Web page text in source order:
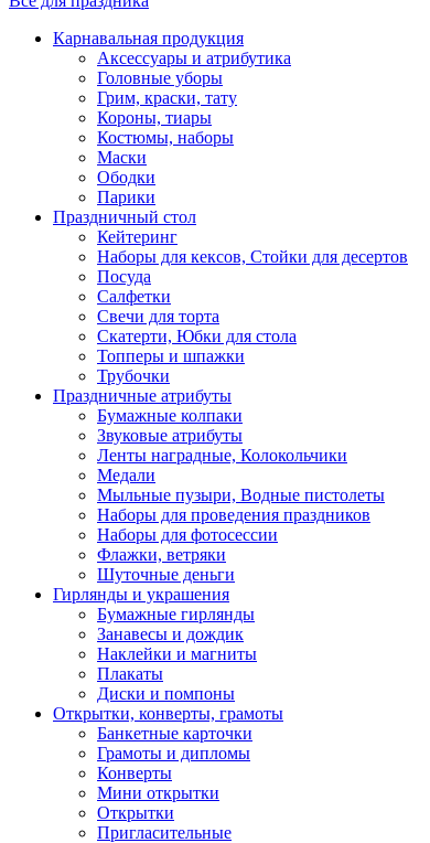
Карнавальная продукция
Аксессуары и атрибутика
Головные уборы
Грим, краски, тату
Короны, тиары
Костюмы, наборы
Маски
Ободки
Парики
Праздничный стол
Кейтеринг
Наборы для кексов, Стойки для десертов
Посуда
Салфетки
Свечи для торта
Скатерти, Юбки для стола
Топперы и шпажки
Трубочки
Праздничные атрибуты
Бумажные колпаки
Звуковые атрибуты
Ленты наградные, Колокольчики
Медали
Мыльные пузыри, Водные пистолеты
Наборы для проведения праздников
Наборы для фотосессии
Флажки, ветряки
Шуточные деньги
Гирлянды и украшения
Бумажные гирлянды
Занавесы и дождик
Наклейки и магниты
Плакаты
Диски и помпоны
Открытки, конверты, грамоты
Банкетные карточки
Грамоты и дипломы
Конверты
Мини открытки
Открытки
Пригласительные